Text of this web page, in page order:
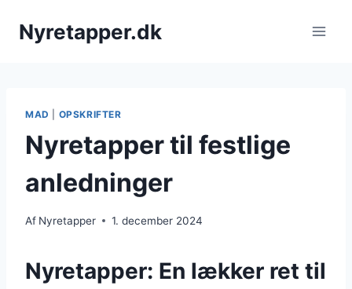
Nyretapper.dk
MAD OPSKRIFTER
Nyretapper til festlige
anledninger
Af Nyretapper 1. december 2024
Nyretapper: En lækker ret til